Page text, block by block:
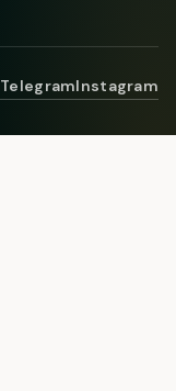
TelegramInstagram